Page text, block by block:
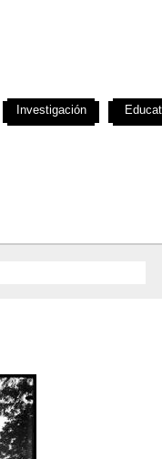
Investigación